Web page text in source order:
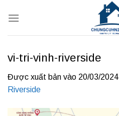
qua
vi-tri-vinh-riverside
Được xuất bản vào 20/03/2024
Riverside